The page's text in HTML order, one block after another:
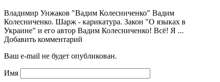
Владимир Унжаков "Вадим Колесниченко" Вадим
Колесниченко. Шарж - карикатура. Закон "О языках в
Украине" и его автор Вадим Колесниченко! Всё! Я ...
Добавить комментарий
Ваш e-mail не будет опубликован.
Имя